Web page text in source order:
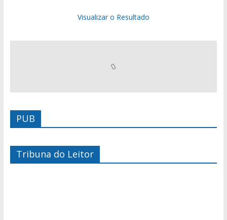
Visualizar o Resultado
PUB
Tribuna do Leitor